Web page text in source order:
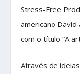
Stress-Free
americano
com o título “A
Através de